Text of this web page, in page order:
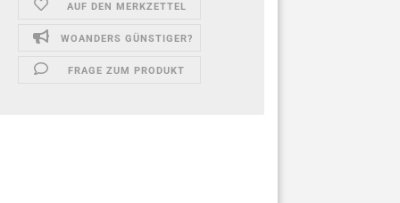
AUF DEN MERKZETTEL
WOANDERS GÜNSTIGER?
FRAGE ZUM PRODUKT